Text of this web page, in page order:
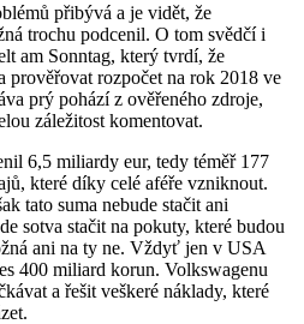
přibývá a je vidět, že
trochu podcenil. O tom svědčí i
am Sonntag, který tvrdí, že
prověřovat rozpočet na rok 2018 ve
prý pohází z ověřeného zdroje,
záležitost komentovat.
6,5 miliardy eur, tedy téměř 177
které díky celé aféře vzniknout.
tato suma nebude stačit ani
sotva stačit na pokuty, které budou
ani na ty ne. Vždyť jen v USA
400 miliard korun. Volkswagenu
a řešit veškeré náklady, které